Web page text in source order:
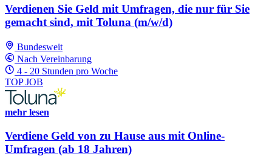
Verdienen Sie Geld mit Umfragen, die nur für Sie
gemacht sind, mit Toluna (m/w/d)
Bundesweit
Nach Vereinbarung
4 - 20 Stunden pro Woche
TOP JOB
mehr lesen
Verdiene Geld von zu Hause aus mit Online-
Umfragen (ab 18 Jahren)